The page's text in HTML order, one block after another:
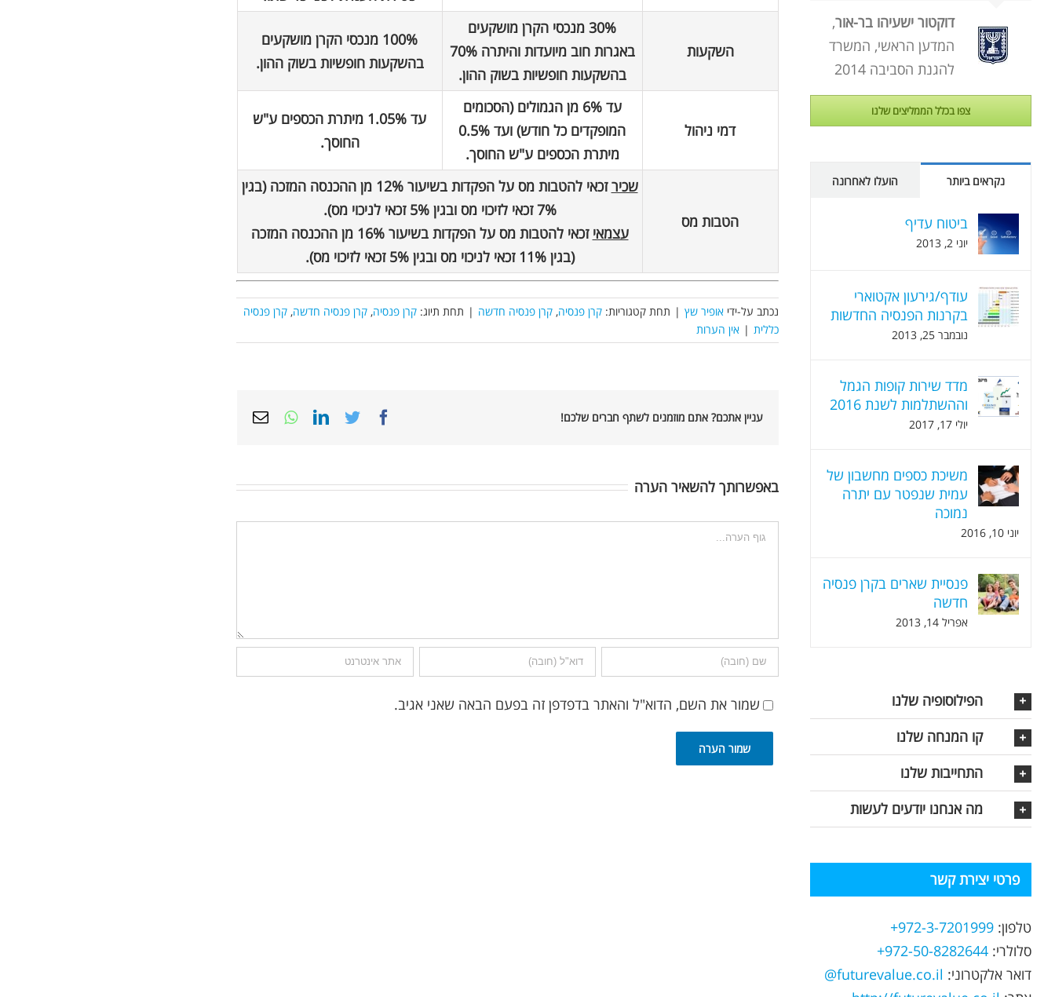
השקעות
30% מנכסי הקרן מושקעים
באגרות חוב מיועדות והיתרה 70%
בהשקעות חופשיות בשוק ההון.
100% מנכסי הקרן מושקעים
בהשקעות חופשיות בשוק ההון.
דמי ניהול
עד 6% מן הגמולים (הסכומים
המופקדים כל חודש) ועד 0.5%
מיתרת הכספים ע"ש החוסך.
עד 1.05% מיתרת הכספים ע"ש
החוסך.
הטבות מס
שכיר
זכאי להטבות מס על הפקדות בשיעור 12% מן ההכנסה המזכה (בגין
7% זכאי לזיכוי מס ובגין 5% זכאי לניכוי מס).
עצמאי
זכאי להטבות מס על הפקדות בשיעור 16% מן ההכנסה המזכה
(בגין 11% זכאי לניכוי מס ובגין 5% זכאי לזיכוי מס).
נכתב על-ידיאופיר שץ | תחת קטגוריות:קרן פנסיה,קרן פנסיה חדשה | תחת תיוג:קרן פנסיה,קרן פנסיה חדשה,קרן פנסיה
כללית | אין הערות
עניין אתכם? אתם מוזמנים לשתף חברים שלכם! Facebook
Twitter
LinkedIn
Whatsapp
Email
באפשרותך להשאיר הערה
הערה
שמור את השם, הדוא"ל והאתר בדפדפן זה בפעם הבאה שאני אגיב.
דוקטור ישעיהו בר-אור,
המדען הראשי, המשרד
להגנת הסביבה 2014
צפו בכלל הממליצים שלנו
נקראים ביותר הועלו לאחרונה
ביטוח עדיף
יוני 2, 2013
עודף/גירעון אקטוארי
בקרנות הפנסיה החדשות
נובמבר 25, 2013
מדד שירות קופות הגמל
וההשתלמות לשנת 2016
יולי 17, 2017
משיכת כספים מחשבון של
עמית שנפטר עם יתרה
נמוכה
יוני 10, 2016
פנסיית שארים בקרן פנסיה
חדשה
אפריל 14, 2013
הפילוסופיה שלנו
קו המנחה שלנו
התחייבות שלנו
מה אנחנו יודעים לעשות
פרטי יצירת קשר
טלפון:972-3-7201999+
סלולרי:972-50-8282644+
דואר אלקטרוני: futurevalue.co.il@